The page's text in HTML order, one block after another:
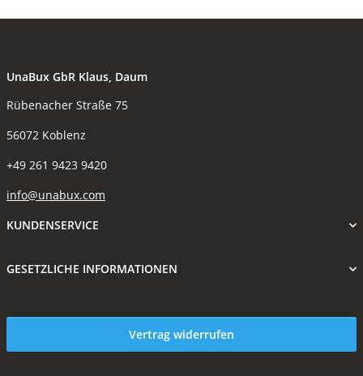
UnaBux GbR Klaus, Daum
Rübenacher Straße 75
56072 Koblenz
+49 261 9423 9420
info@unabux.com
KUNDENSERVICE
GESETZLICHE INFORMATIONEN
Vertrag widerrufen